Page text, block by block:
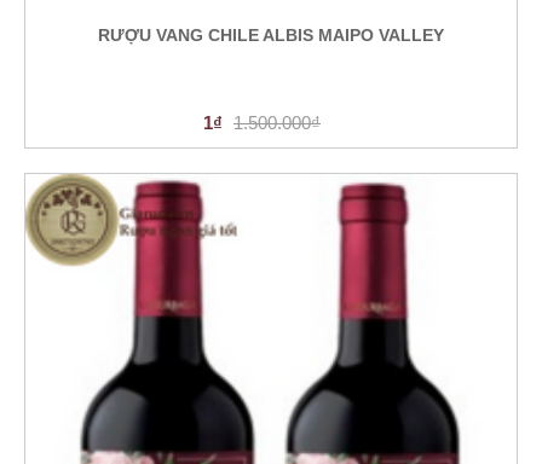
RƯỢU VANG CHILE ALBIS MAIPO VALLEY
1₫ 1.500.000₫